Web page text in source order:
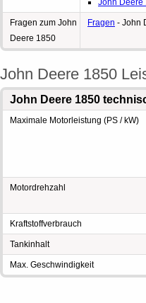
John Deere
Fragen zum John
Deere 1850
Fragen - John
John Deere 1850
John Deere 1850
Maximale Motorleistung (PS / kW)
Motordrehzahl
Kraftstoffverbrauch
Tankinhalt
Max. Geschwindigkeit